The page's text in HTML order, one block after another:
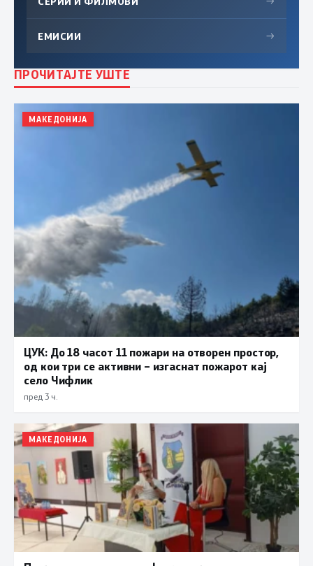
ЕМИСИИ →
ПРОЧИТАЈТЕ УШТЕ
МАКЕДОНИЈА
ЦУК: До 18 часот 11 пожари на отворен простор,
од кои три се активни – изгаснат пожарот кај
село Чифлик
пред 3 ч.
МАКЕДОНИЈА